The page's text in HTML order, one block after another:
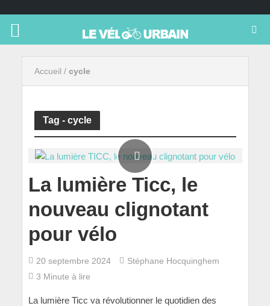
Accueil / cycle
Tag - cycle
La lumière Ticc, le
nouveau clignotant
pour vélo
20 septembre 2024
Stéphane Hocquinghem
3 Minute à lire
La lumière Ticc va révolutionner le quotidien des